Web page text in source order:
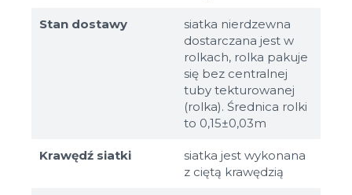
Stan dostawy
siatka nierdzewna
dostarczana jest w
rolkach, rolka pakuje
się bez centralnej
tuby tekturowanej
(rolka). Średnica rolki
to 0,15±0,03m
Krawędź siatki
siatka jest wykonana
z ciętą krawędzią